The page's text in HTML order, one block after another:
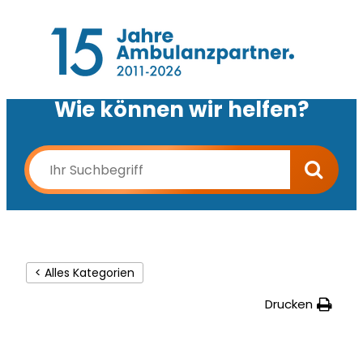
Wie können wir helfen?
< Alles Kategorien
Drucken